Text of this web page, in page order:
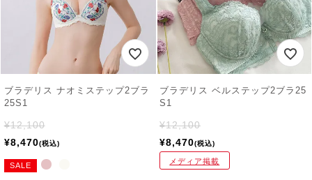
ブラデリス ナオミステップ2ブラ
25S1
¥12,100
¥8,470 税込
SALE
ブラデリス ベルステップ2ブラ25
S1
¥12,100
¥8,470 税込
メディア掲載